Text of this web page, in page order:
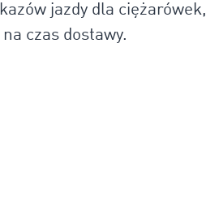
jazdy dla ciężarówek,
czas dostawy.